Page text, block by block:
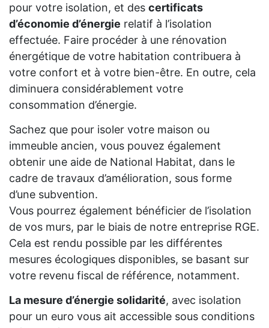
pour votre isolation, et des certificats
d’économie d’énergie relatif à l’isolation
effectuée. Faire procéder à une rénovation
énergétique de votre habitation contribuera à
votre confort et à votre bien-être. En outre, cela
diminuera considérablement votre
consommation d’énergie.
Sachez que pour isoler votre maison ou
immeuble ancien, vous pouvez également
obtenir une aide de National Habitat, dans le
cadre de travaux d’amélioration, sous forme
d’une subvention.
Vous pourrez également bénéficier de l’isolation
de vos murs, par le biais de notre entreprise RGE.
Cela est rendu possible par les différentes
mesures écologiques disponibles, se basant sur
votre revenu fiscal de référence, notamment.
La mesure d’énergie solidarité, avec isolation
pour un euro vous ait accessible sous conditions